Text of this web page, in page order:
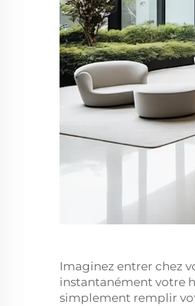
Imaginez entrer chez
instantanément votre
simplement remplir